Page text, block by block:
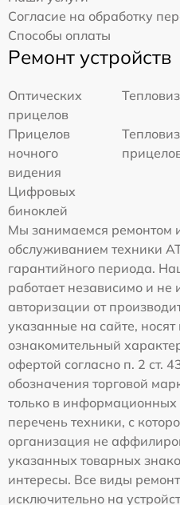
Согласие на обработку
Способы оплаты
Ремонт устройств
Оптических
прицелов
Прицелов
ночного
видения
Цифровых
биноклей
Мы занимаемся ремонтом
обслуживанием техники
гарантийного периода.
работает независимо и
авторизации от
указанные на сайте,
ознакомительный
офертой согласно п. 2 ст.
обозначения торговой
только в информационных
перечень техники, с
организация не
указанных товарных
интересы. Все виды
исключительно на